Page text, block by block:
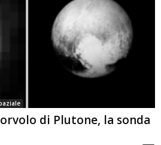
di Plutone, la sonda